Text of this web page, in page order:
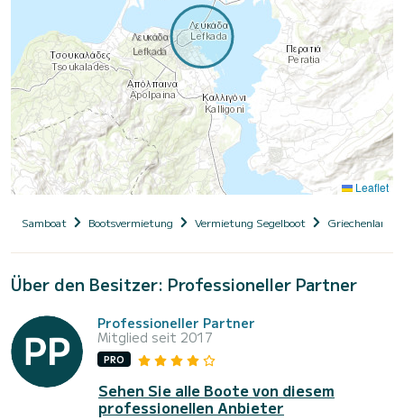
Leaflet
Samboat Bootsvermietung Vermietung Segelboot Griechenland
Über den Besitzer: Professioneller Partner
Professioneller Partner
Mitglied seit 2017
PRO
Sehen Sie alle Boote von diesem
professionellen Anbieter